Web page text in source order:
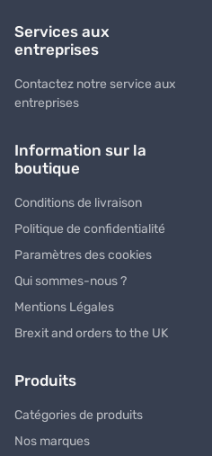
Services aux
entreprises
Contactez notre service aux
entreprises
Information sur la
boutique
Conditions de livraison
Politique de confidentialité
Paramètres des cookies
Qui sommes-nous ?
Mentions Légales
Brexit and orders to the UK
Produits
Catégories de produits
Nos marques